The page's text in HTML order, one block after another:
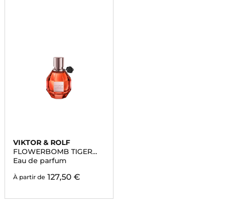
VIKTOR & ROLF
FLOWERBOMB TIGER
LILY
Eau de parfum
À partir de 127,50 €